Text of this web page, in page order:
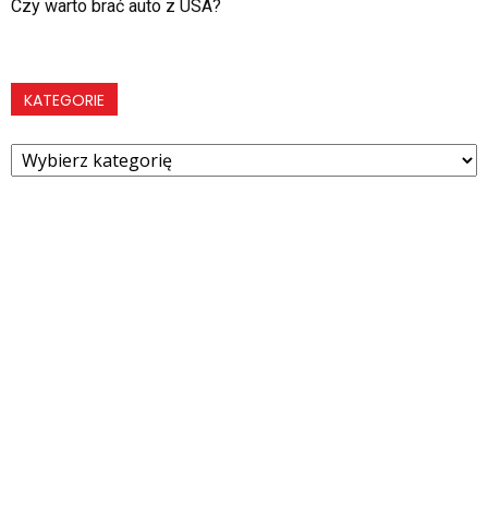
Czy warto brać auto z USA?
KATEGORIE
Kategorie